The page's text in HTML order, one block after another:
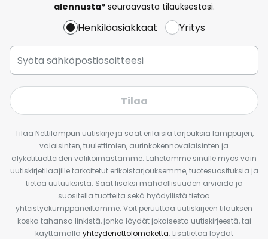
alennusta*seuraavasta tilauksestasi.
Henkilöasiakkaat Yritys
Tilaa
Tilaa Nettilampun uutiskirje ja saat erilaisia tarjouksia lamppujen,
valaisinten, tuulettimien, aurinkokennovalaisinten ja
älykotituotteiden valikoimastamme. Lähetämme sinulle myös vain
uutiskirjetilaajille tarkoitetut erikoistarjouksemme, tuotesuosituksia ja
tietoa uutuuksista. Saat lisäksi mahdollisuuden arvioida ja
suositella tuotteita sekä hyödyllistä tietoa
yhteistyökumppaneiltamme. Voit peruuttaa uutiskirjeen tilauksen
koska tahansa linkistä, jonka löydät jokaisesta uutiskirjeestä, tai
käyttämällä yhteydenottolomaketta. Lisätietoa löydät